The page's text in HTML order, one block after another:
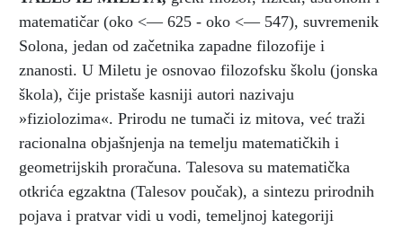
matematičar (oko <— 625 - oko <— 547), suvremenik
Solona, jedan od začetnika zapadne filozofije i
znanosti. U Miletu je osnovao filozofsku školu (jonska
škola), čije pristaše kasniji autori nazivaju
»fiziolozima«. Prirodu ne tumači iz mitova, već traži
racionalna objašnjenja na temelju matematičkih i
geometrijskih proračuna. Talesova su matematička
otkrića egzaktna (Talesov poučak), a sintezu prirodnih
pojava i pratvar vidi u vodi, temeljnoj kategoriji